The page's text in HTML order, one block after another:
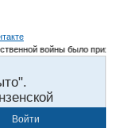
войны было призвано
Войти